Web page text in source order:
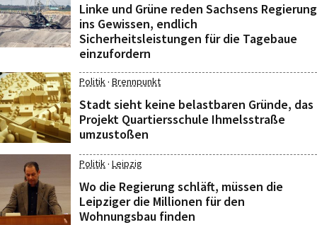
Linke und Grüne reden Sachsens Regierung
ins Gewissen, endlich
Sicherheitsleistungen für die Tagebaue
einzufordern
Politik· Brennpunkt
Stadt sieht keine belastbaren Gründe, das
Projekt Quartiersschule Ihmelsstraße
umzustoßen
Politik· Leipzig
Wo die Regierung schläft, müssen die
Leipziger die Millionen für den
Wohnungsbau finden